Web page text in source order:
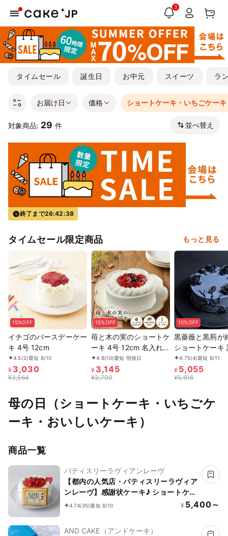
3
タイムセール 誕生日 お中元 スイーツ ラ
お届け日 価格 ショートケーキ・いちごケーキ
対象商品: 29 件 並べ替え
終了まで26:42:38
タイムセール限定商品 もっと見る
15%OFF
イチゴのバースデーケー
キ 4号 12cm
4.5(2)最短 8/10
¥ 3,030
¥3,564
15%OFF
苺と木の実のショートケ
ーキ 4号 12cm 名入れ
メッセージ 選択可 チョ
コ プレート お中元
2026 アイス2026
4.8(10)最短 明後日
¥ 3,145
¥3,700
10%OFF
黒薔薇と黒荊が
ショートケーキ
4号サイズ
4.75(4)最短 8/11
¥ 5,055
¥5,616
母の日（ショートケーキ・いちごケ
ーキ・おいしいケーキ）
商品一覧
パティスリーラヴィアンレーヴ
【都内の人気店・パティスリーラヴィア
ンレーヴ】感謝状ケーキ♪ ショートケー
キ 4号
4.74(35)最短 8/10 ¥ 5,400～
AND CAKE（アンドケーキ）